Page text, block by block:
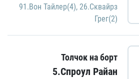
91.Вон Тайлер(4), 26.Сквайрз
Грег(2)
Толчок на борт
5.Спроул Райан